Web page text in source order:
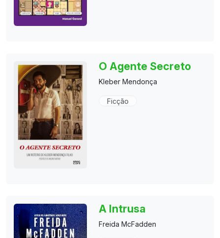
O Agente Secreto
Kleber Mendonça
Ficção
A Intrusa
Freida McFadden